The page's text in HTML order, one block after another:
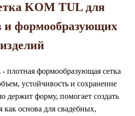
KOM TUL для
и формообразующих
изделий
плотная формообразующая сетка
устойчивость и сохранение
держит форму, помогает создать
как основа для свадебных,